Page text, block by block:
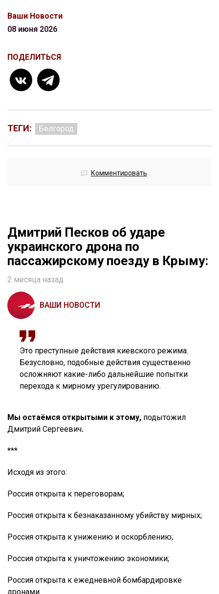
Ваши Новости
08 июня 2026
ПОДЕЛИТЬСЯ
ТЕГИ: Белгород
Комментировать
Дмитрий Песков об ударе
украинского дрона по
пассажирскому поезду в Крыму:
2 месяца назад
ВАШИ НОВОСТИ
Это преступные действия киевского режима.
Безусловно, подобные действия существенно
осложняют какие-либо дальнейшие попытки
перехода к мирному урегулированию.
Мы остаёмся открытыми к этому, подытожил
Дмитрий Сергеевич.
***
Исходя из этого:
Россия открыта к переговорам;
Россия открыта к безнаказанному убийству мирных;
Россия открыта к унижению и оскорблению;
Россия открыта к уничтожению экономики;
Россия открыта к ежедневной бомбардировке
дронами.